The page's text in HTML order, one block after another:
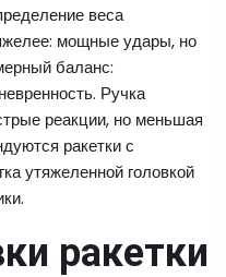
веса
мощные удары, но
баланс:
Ручка
реакции, но меньшая
ракетки с
утяжеленной головкой
ракетки